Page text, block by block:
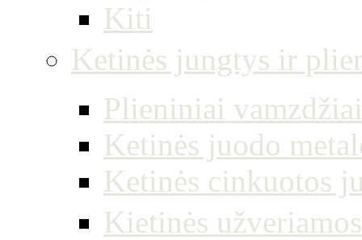
Kiti
Ketinės jungtys ir
Plieniniai vamzdžiai
Ketinės juodo
Ketinės cinkuotos
Kietinės